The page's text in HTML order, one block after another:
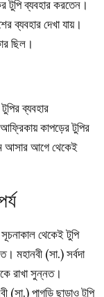
টুপি ব্যবহার করতেন।
ব্যবহার দেখা যায়।
ছিল।
ব্যবহার
কাপড়ের টুপির
আসার আগে থেকেই
থেকেই টুপি
মহানবী (সা.) সর্বদা
রাখা সুন্নত।
(সা.) পাগড়ি ছাড়াও টুপি